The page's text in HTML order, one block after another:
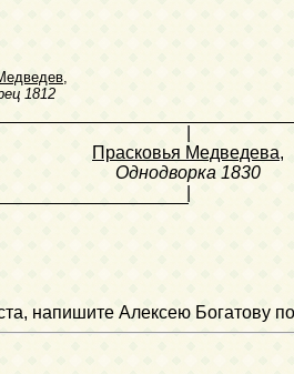
,
1812
Прасковья Медведева,
Однодворка 1830
напишите Алексею Богатову